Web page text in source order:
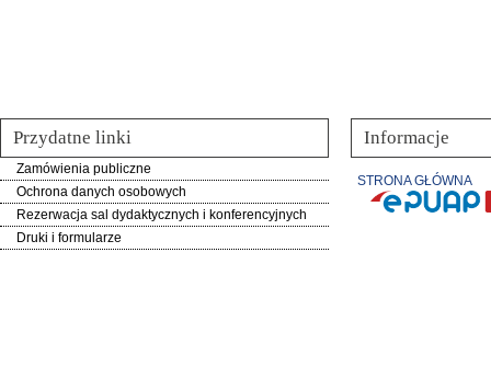
Przydatne linki
Zamówienia publiczne
Ochrona danych osobowych
Rezerwacja sal dydaktycznych i konferencyjnych
Druki i formularze
Informacje
STRONA GŁÓWNA